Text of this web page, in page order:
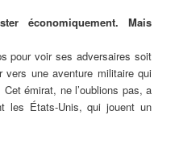
économiquement. Mais
pour voir ses adversaires soit
vers une aventure militaire qui
émirat, ne l’oublions pas, a
les États-Unis, qui jouent un